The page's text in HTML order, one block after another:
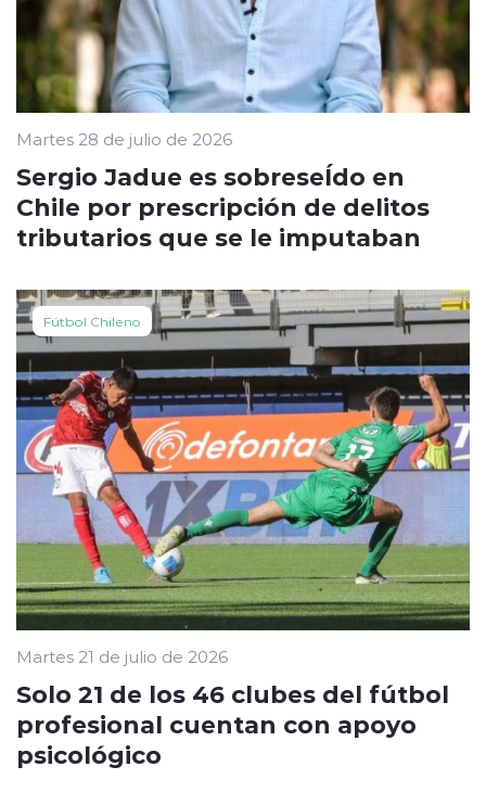
Martes 28 de julio de 2026
Sergio Jadue es sobreseÍdo en
Chile por prescripción de delitos
tributarios que se le imputaban
Fútbol Chileno
Martes 21 de julio de 2026
Solo 21 de los 46 clubes del fútbol
profesional cuentan con apoyo
psicológico